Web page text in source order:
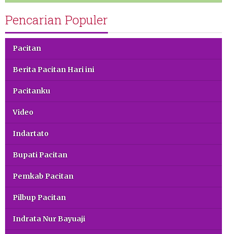
Pencarian Populer
Pacitan
Berita Pacitan Hari ini
Pacitanku
Video
Indartato
Bupati Pacitan
Pemkab Pacitan
Pilbup Pacitan
Indrata Nur Bayuaji